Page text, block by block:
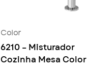
Color
6210 – Misturador
Cozinha Mesa Color